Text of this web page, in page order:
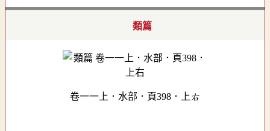
類篇
卷一一上．水部．頁398．上右